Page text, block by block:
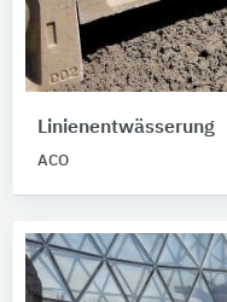
Linienentwässerung
ACO